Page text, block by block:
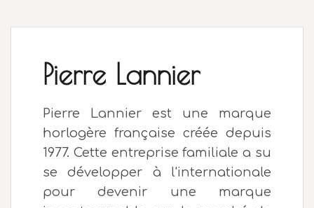
Pierre Lannier
Pierre Lannier est une marque
horlogère française créée depuis
1977. Cette entreprise familiale a su
se développer à l'internationale
pour devenir une marque